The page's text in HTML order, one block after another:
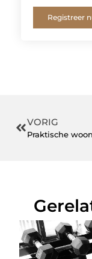
Registreer
VORIG